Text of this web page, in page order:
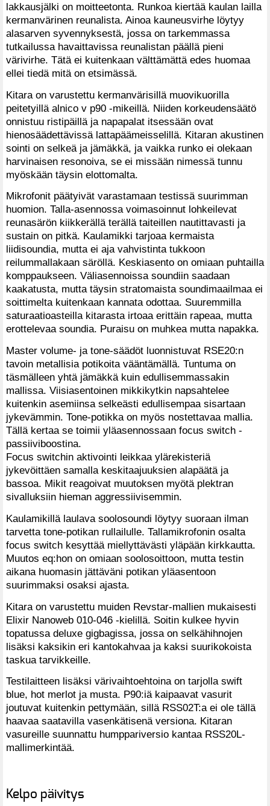
lakkausjälki on moitteetonta. Runkoa kiertää kaulan lailla
kermanvärinen reunalista. Ainoa kauneusvirhe löytyy
alasarven syvennyksestä, jossa on tarkemmassa
tutkailussa havaittavissa reunalistan päällä pieni
värivirhe. Tätä ei kuitenkaan välttämättä edes huomaa
ellei tiedä mitä on etsimässä.
Kitara on varustettu kermanvärisillä muovikuorilla
peitetyillä alnico v p90 -mikeillä. Niiden korkeudensäätö
onnistuu ristipäillä ja napapalat itsessään ovat
hienosäädettävissä lattapäämeisselillä. Kitaran akustinen
sointi on selkeä ja jämäkkä, ja vaikka runko ei olekaan
harvinaisen resonoiva, se ei missään nimessä tunnu
myöskään täysin elottomalta.
Mikrofonit päätyivät varastamaan testissä suurimman
huomion. Talla-asennossa voimasoinnut lohkeilevat
reunasärön kiikkerällä terällä taiteillen nautittavasti ja
sustain on pitkä. Kaulamikki tarjoaa kermaista
liidisoundia, mutta ei aja vahvistinta tukkoon
reilummallakaan säröllä. Keskiasento on omiaan puhtailla
komppaukseen. Väliasennoissa soundiin saadaan
kaakatusta, mutta täysin stratomaista soundimaailmaa ei
soittimelta kuitenkaan kannata odottaa. Suuremmilla
saturaatioasteilla kitarasta irtoaa erittäin rapeaa, mutta
erottelevaa soundia. Puraisu on muhkea mutta napakka.
Master volume- ja tone-säädöt luonnistuvat RSE20:n
tavoin metallisia potikoita vääntämällä. Tuntuma on
täsmälleen yhtä jämäkkä kuin edullisemmassakin
mallissa. Viisiasentoinen mikkikytkin napsahtelee
kuitenkin asemiinsa selkeästi edullisempaa sisartaan
jykevämmin. Tone-potikka on myös nostettavaa mallia.
Tällä kertaa se toimii yläasennossaan focus switch -
passiiviboostina.
Focus switchin aktivointi leikkaa ylärekisteriä
jykevöittäen samalla keskitaajuuksien alapäätä ja
bassoa. Mikit reagoivat muutoksen myötä plektran
sivalluksiin hieman aggressiivisemmin.
Kaulamikillä laulava soolosoundi löytyy suoraan ilman
tarvetta tone-potikan rullailulle. Tallamikrofonin osalta
focus switch kesyttää miellyttävästi yläpään kirkkautta.
Muutos eq:hon on omiaan soolosoittoon, mutta testin
aikana huomasin jättäväni potikan yläasentoon
suurimmaksi osaksi ajasta.
Kitara on varustettu muiden Revstar-mallien mukaisesti
Elixir Nanoweb 010-046 -kielillä. Soitin kulkee hyvin
topatussa deluxe gigbagissa, jossa on selkähihnojen
lisäksi kaksikin eri kantokahvaa ja kaksi suurikokoista
taskua tarvikkeille.
Testilaitteen lisäksi värivaihtoehtoina on tarjolla swift
blue, hot merlot ja musta. P90:iä kaipaavat vasurit
joutuvat kuitenkin pettymään, sillä RSS02T:a ei ole tällä
haavaa saatavilla vasenkätisenä versiona. Kitaran
vasureille suunnattu humppariversio kantaa RSS20L-
mallimerkintää.
Kelpo päivitys